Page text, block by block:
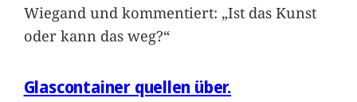
Wiegand und kommentiert: „Ist das Kunst
oder kann das weg?“
Glascontainer quellen über.